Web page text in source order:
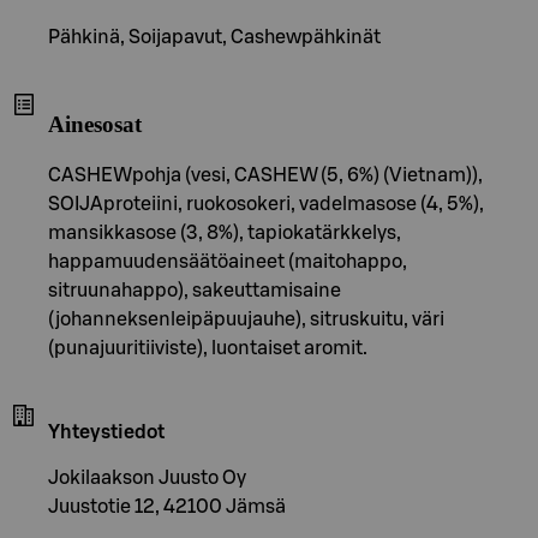
Pähkinä, Soijapavut, Cashewpähkinät
Ainesosat
CASHEWpohja (vesi, CASHEW (5, 6%) (Vietnam)),
SOIJAproteiini, ruokosokeri, vadelmasose (4, 5%),
mansikkasose (3, 8%), tapiokatärkkelys,
happamuudensäätöaineet (maitohappo,
sitruunahappo), sakeuttamisaine
(johanneksenleipäpuujauhe), sitruskuitu, väri
(punajuuritiiviste), luontaiset aromit.
Yhteystiedot
Jokilaakson Juusto Oy
Juustotie 12, 42100 Jämsä